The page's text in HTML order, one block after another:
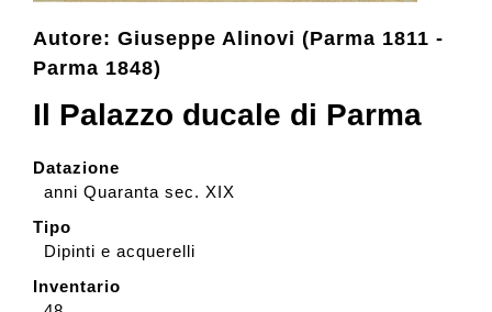
Collezione
Accessibilità
Dona
Autore: Giuseppe Alinovi (Parma 1811 -
Parma 1848)
Il Palazzo ducale di Parma
Datazione
anni Quaranta sec. XIX
Tipo
Dipinti e acquerelli
Inventario